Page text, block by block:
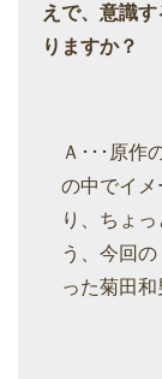
えで、意識
りますか？
Ａ･･･原作
の中でイ
り、ちょ
う、今回
った菊田和